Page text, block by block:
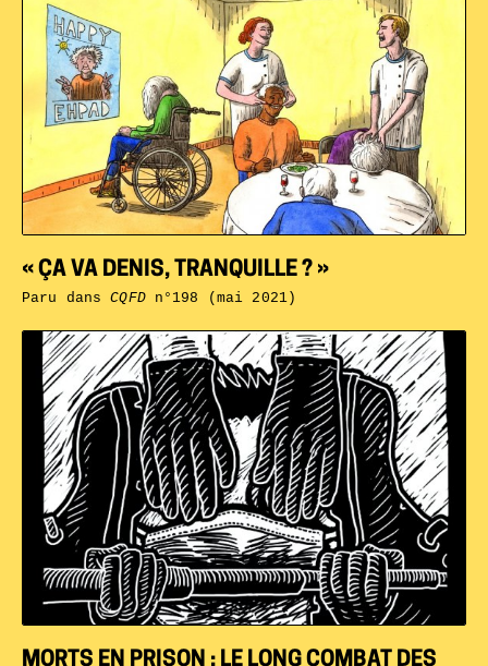
MORTS EN PRISON : LE LONG COMBAT DES
« ÇA VA DENIS, TRANQUILLE ? »
Paru dansCQFDn°198 (mai 2021)